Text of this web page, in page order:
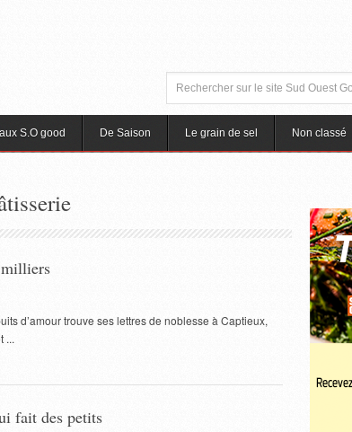
S.O good De Saison Le grain de sel Non classé
d’amour trouve ses lettres de noblesse à Captieux,
...
fait des petits